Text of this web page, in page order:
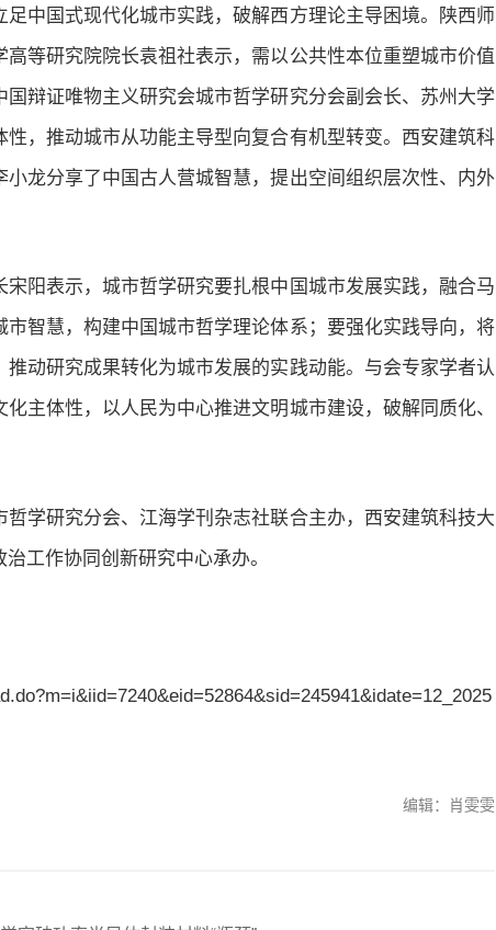
中国式现代化城市实践，破解西方理论主导困境。陕西师
等研究院院长袁祖社表示，需以公共性本位重塑城市价值
辩证唯物主义研究会城市哲学研究分会副会长、苏州大学
，推动城市从功能主导型向复合有机型转变。西安建筑科
龙分享了中国古人营城智慧，提出空间组织层次性、内外
阳表示，城市哲学研究要扎根中国城市发展实践，融合马
智慧，构建中国城市哲学理论体系；要强化实践导向，将
动研究成果转化为城市发展的实践动能。与会专家学者认
主体性，以人民为中心推进文明城市建设，破解同质化、
学研究分会、江海学刊杂志社联合主办，西安建筑科技大
工作协同创新研究中心承办。
编辑：肖雯雯